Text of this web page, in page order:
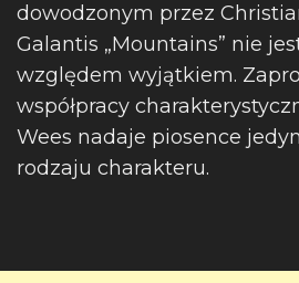
dowodzonym przez
Galantis „Mountains” nie
względem wyjątkiem.
współpracy
Wees nadaje piosence
rodzaju charakteru.